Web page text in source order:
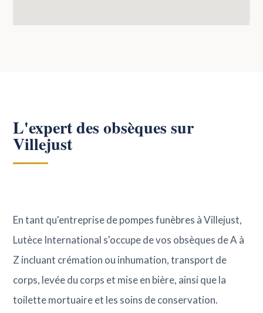
L'expert des obsèques sur
Villejust
En tant qu'entreprise de pompes funèbres à Villejust,
Lutèce International s'occupe de vos obsèques de A à
Z incluant crémation ou inhumation, transport de
corps, levée du corps et mise en bière, ainsi que la
toilette mortuaire et les soins de conservation.